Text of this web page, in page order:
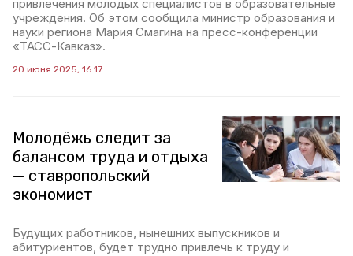
привлечения молодых специалистов в образовательные
учреждения. Об этом сообщила министр образования и
науки региона Мария Смагина на пресс-конференции
«ТАСС-Кавказ».
20 июня 2025, 16:17
Молодёжь следит за
балансом труда и отдыха
— ставропольский
экономист
Будущих работников, нынешних выпускников и
абитуриентов, будет трудно привлечь к труду и